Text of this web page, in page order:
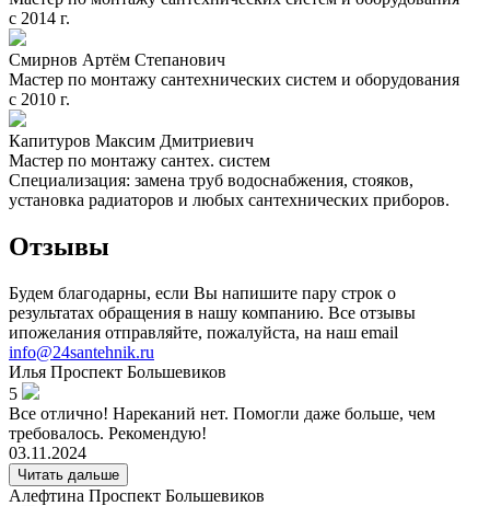
с 2014 г.
Смирнов Артём Степанович
Мастер по монтажу сантехнических систем и оборудования
с 2010 г.
Капитуров Максим Дмитриевич
Мастер по монтажу сантех. систем
Специализация: замена труб водоснабжения, стояков,
установка радиаторов и любых сантехнических приборов.
Отзывы
Будем благодарны, если Вы напишите пару строк о
результатах обращения в нашу компанию. Все отзывы
ипожелания отправляйте, пожалуйста, на наш email
info@24santehnik.ru
Илья Проспект Большевиков
5
Все отлично! Нареканий нет. Помогли даже больше, чем
требовалось. Рекомендую!
03.11.2024
Читать дальше
Алефтина Проспект Большевиков